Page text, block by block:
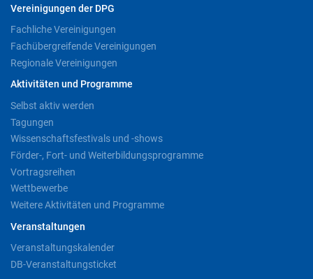
Vereinigungen der DPG
Fachliche Vereinigungen
Fachübergreifende Vereinigungen
Regionale Vereinigungen
Aktivitäten und Programme
Selbst aktiv werden
Tagungen
Wissenschaftsfestivals und -shows
Förder-, Fort- und Weiterbildungsprogramme
Vortragsreihen
Wettbewerbe
Weitere Aktivitäten und Programme
Veranstaltungen
Veranstaltungskalender
DB-Veranstaltungsticket